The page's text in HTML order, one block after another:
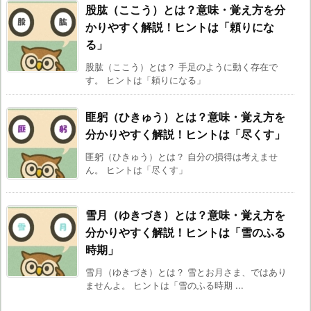
股肱（ここう）とは？意味・覚え方を分
かりやすく解説！ヒントは「頼りにな
る」
股肱（ここう）とは？ 手足のように動く存在で
す。 ヒントは「頼りになる」
匪躬（ひきゅう）とは？意味・覚え方を
分かりやすく解説！ヒントは「尽くす」
匪躬（ひきゅう）とは？ 自分の損得は考えませ
ん。 ヒントは「尽くす」
雪月（ゆきづき）とは？意味・覚え方を
分かりやすく解説！ヒントは「雪のふる
時期」
雪月（ゆきづき）とは？ 雪とお月さま、ではあり
ませんよ。 ヒントは「雪のふる時期 ...